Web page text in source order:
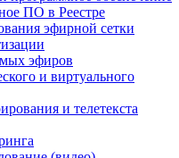
ПО в Реестре
эфирной сетки
эфиров
и виртуального
и телетекста